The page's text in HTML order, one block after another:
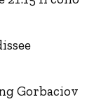
Gorbaciov